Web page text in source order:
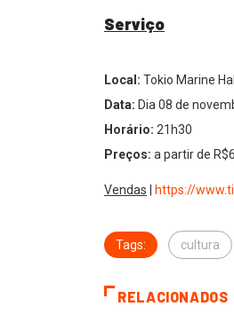
Serviço
Local: Tokio Marine Hall
Data: Dia 08 de
Horário: 21h30
Preços: a partir de
Vendas https://
Tags: cultura
RELACIONADOS